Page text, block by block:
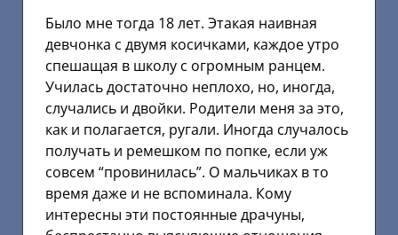
Было мне тогда 18 лет. Этакая наивная
девчонка с двумя косичками, каждое утро
спешащая в школу с огромным ранцем.
Училась достаточно неплохо, но, иногда,
случались и двойки. Родители меня за это,
как и полагается, ругали. Иногда случалось
получать и ремешком по попке, если уж
совсем “провинилась”. О мальчиках в то
время даже и не вспоминала. Кому
интересны эти постоянные драчуны,